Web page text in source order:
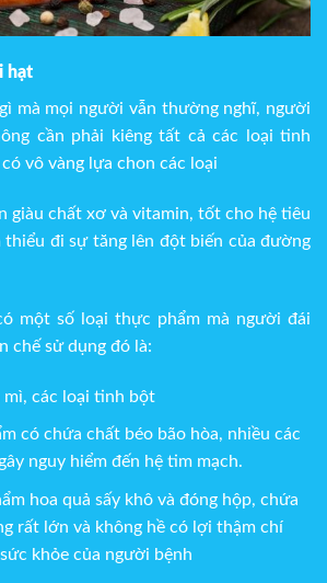
hạt
mà mọi người vẫn thường nghĩ, người
cần phải kiêng tất cả các loại tinh
vô vàng lựa chon các loại
giàu chất xơ và vitamin, tốt cho hệ tiêu
thiểu đi sự tăng lên đột biến của đường
một số loại thực phẩm mà người đái
chế sử dụng đó là:
mì, các loại tinh bột
có chứa chất béo bão hòa, nhiều các
nguy hiểm đến hệ tim mạch.
hoa quả sấy khô và đóng hộp, chứa
rất lớn và không hề có lợi thậm chí
khỏe của người bệnh